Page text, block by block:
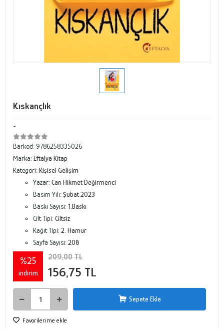
Kıskançlık
-
Barkod: 9786258335026
Marka: Eftalya Kitap
Kategori: Kişisel Gelişim
Yazar: Can Hikmet Değirmenci
Basım Yılı: Şubat 2023
Baskı Sayısı: 1.Baskı
Cilt Tipi: Ciltsiz
Kağıt Tipi: 2. Hamur
Sayfa Sayısı: 208
%25
indirim
209,00 TL
156,75 TL
Sepete Ekle
Favorilerime ekle